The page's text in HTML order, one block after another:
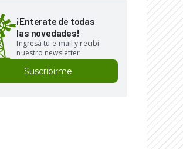
¡Enterate de todas
las novedades!
Ingresá tu e-mail y recibí
nuestro newsletter
Suscribirme